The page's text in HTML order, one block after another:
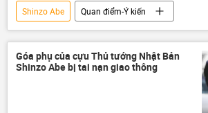
Shinzo Abe
Quan điểm-Ý kiến
chuyên gia
Nhật Bản
Chính trị
tang lễ
Thế giới
Vụ ám sát cựu Thủ tướng Nhật Bản Shinzo Abe
Góa phụ của cựu Thủ tướng Nhật Bản
Shinzo Abe bị tai nạn giao thông